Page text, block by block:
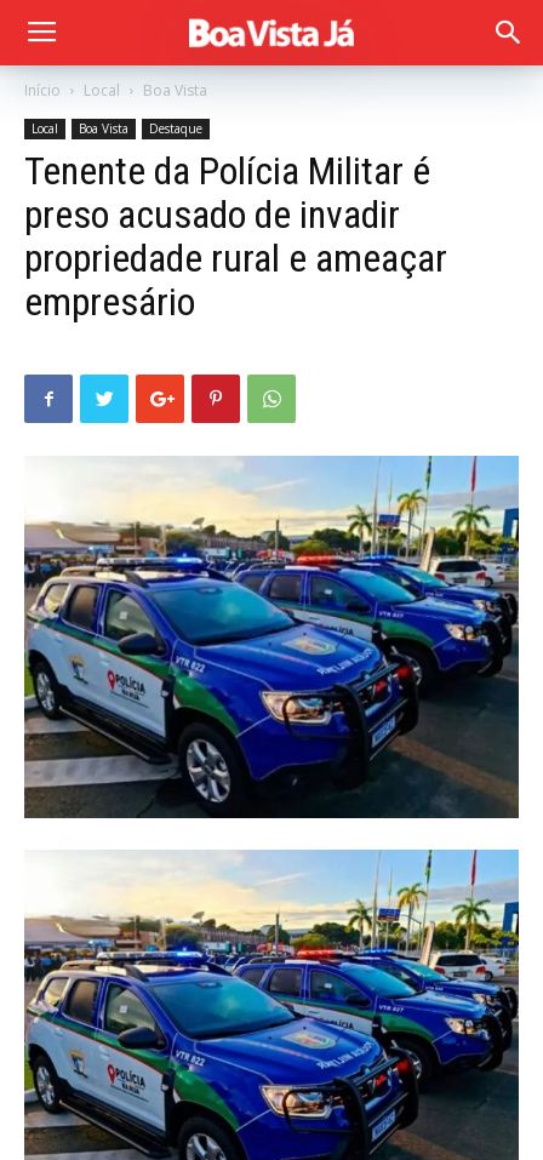
Início Local Boa Vista
Local Boa Vista Destaque
Tenente da Polícia Militar é
preso acusado de invadir
propriedade rural e ameaçar
empresário